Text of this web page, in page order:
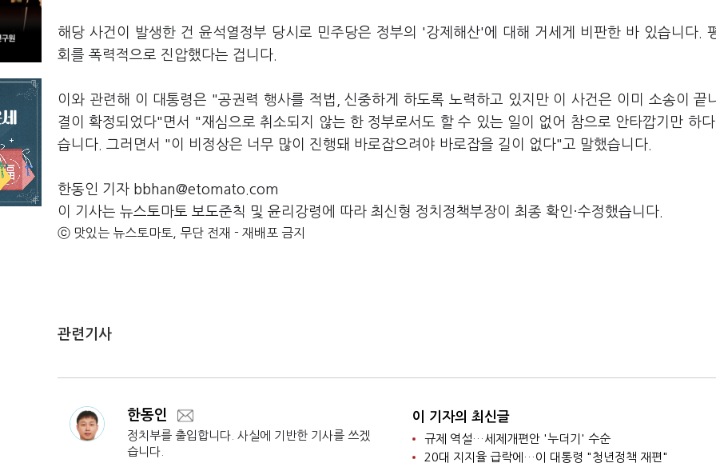
해당 사건이 발생한 건 윤석열정부 당시로 민주당은 정부의 '강제해산'에 대해 거세게 비판한 바 있습니다.
회를 폭력적으로 진압했다는 겁니다.
이와 관련해 이 대통령은 "공권력 행사를 적법, 신중하게 하도록 노력하고 있지만 이 사건은 이미 소송이 끝
결이 확정되었다"면서 "재심으로 취소되지 않는 한 정부로서도 할 수 있는 일이 없어 참으로 안타깝기만 하
습니다. 그러면서 "이 비정상은 너무 많이 진행돼 바로잡으려야 바로잡을 길이 없다"고 말했습니다.
한동인 기자 bbhan@etomato.com
이 기사는 뉴스토마토 보도준칙 및 윤리강령에 따라 최신형 정치정책부장이 최종 확인·수정했습니다.
ⓒ 맛있는 뉴스토마토, 무단 전재 - 재배포 금지
관련기사
한동인
정치부를 출입합니다. 사실에 기반한 기사를 쓰겠
습니다.
이 기자의 최신글
규제 역설…세제개편안 '누더기' 수순
20대 지지율 급락에…이 대통령 "청년정책 재편"